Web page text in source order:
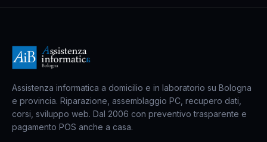
Assistenza informatica a domicilio e in laboratorio su Bologna
e provincia. Riparazione, assemblaggio PC, recupero dati,
corsi, sviluppo web. Dal 2006 con preventivo trasparente e
pagamento POS anche a casa.